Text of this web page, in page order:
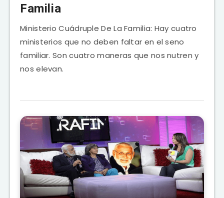
Familia
Ministerio Cuádruple De La Familia: Hay cuatro
ministerios que no deben faltar en el seno
familiar. Son cuatro maneras que nos nutren y
nos elevan.